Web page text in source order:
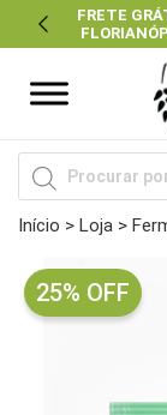
FRETE
Previous
Pesquisar
produtos
Início > Loja >
25% OFF